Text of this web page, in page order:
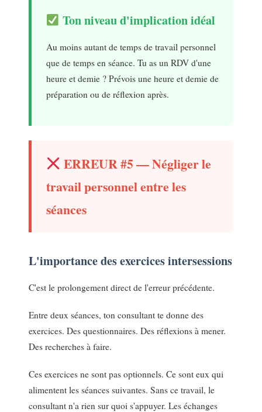
Ton niveau d'implication idéal
Au moins autant de temps de travail personnel
que de temps en séance. Tu as un RDV d'une
heure et demie ? Prévois une heure et demie de
préparation ou de réflexion après.
ERREUR #5 — Négliger le
travail personnel entre les
séances
L'importance des exercices intersessions
C'est le prolongement direct de l'erreur précédente.
Entre deux séances, ton consultant te donne des
exercices. Des questionnaires. Des réflexions à mener.
Des recherches à faire.
Ces exercices ne sont pas optionnels. Ce sont eux qui
alimentent les séances suivantes. Sans ce travail, le
consultant n'a rien sur quoi s'appuyer. Les échanges